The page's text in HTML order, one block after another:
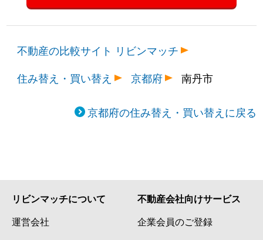
不動産の比較サイト リビンマッチ
住み替え・買い替え
京都府 南丹市
京都府の住み替え・買い替えに戻る
リビンマッチについて
運営会社
不動産会社向けサービス
企業会員のご登録